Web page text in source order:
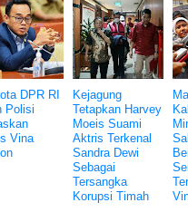
DPR RI
Polisi
Vina
Kejagung
Tetapkan Harvey
Moeis Suami
Aktris Terkenal
Sandra Dewi
Sebagai
Tersangka
Korupsi Timah